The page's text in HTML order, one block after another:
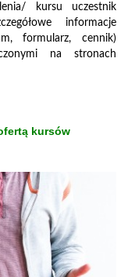
kursu uczestnik
informacje
formularz, cennik)
na stronach
kursów